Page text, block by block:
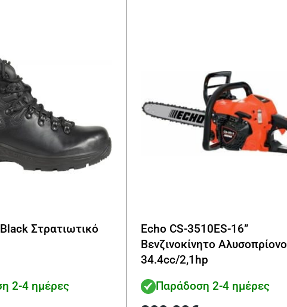
Στρατιωτικό
2-4 ημέρες
Echo CS-3510ES-16”
Βενζινοκίνητο Αλυσοπρίονο
34.4cc/2,1hp
Παράδοση 2-4 ημέρες